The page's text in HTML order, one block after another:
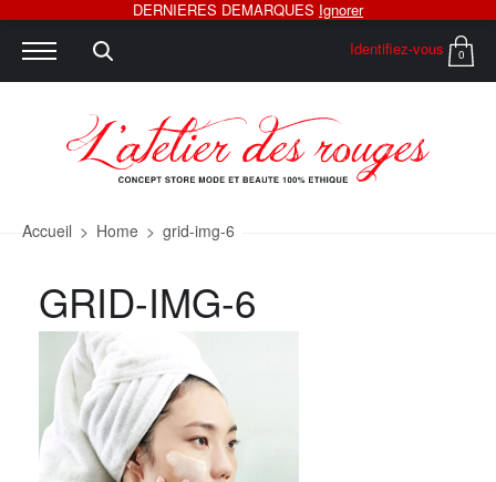
Identifiez-vous 0
Accueil > Home > grid-img-6
GRID-IMG-6
DERNIERES DEMARQUES Ignorer